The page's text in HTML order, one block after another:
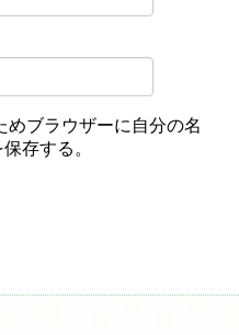
めブラウザーに自分の名
存する。